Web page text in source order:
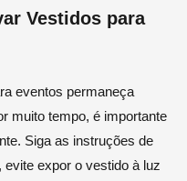
Vestidos para
eventos permaneça
muito tempo, é importante
Siga as instruções de
expor o vestido à luz